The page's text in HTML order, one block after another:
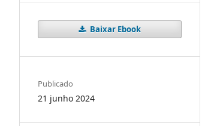
Baixar Ebook
Publicado
21 junho 2024